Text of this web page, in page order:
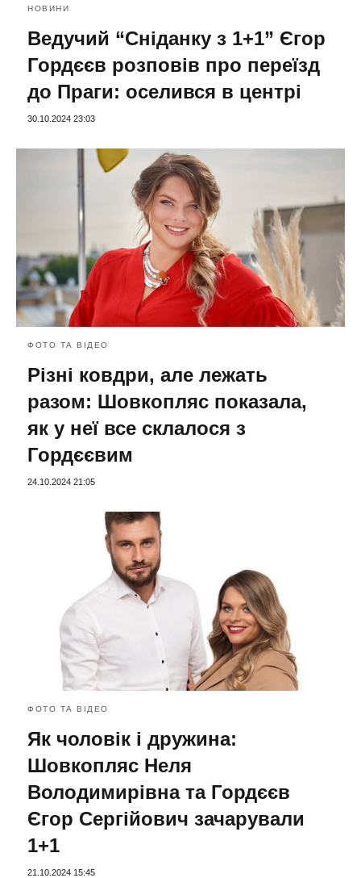
НОВИНИ
Ведучий “Сніданку з 1+1” Єгор
Гордєєв розповів про переїзд
до Праги: оселився в центрі
30.10.2024 23:03
ФОТО ТА ВІДЕО
Різні ковдри, але лежать
разом: Шовкопляс показала,
як у неї все склалося з
Гордєєвим
24.10.2024 21:05
ФОТО ТА ВІДЕО
Як чоловік і дружина:
Шовкопляс Неля
Володимирівна та Гордєєв
Єгор Сергійович зачарували
1+1
21.10.2024 15:45